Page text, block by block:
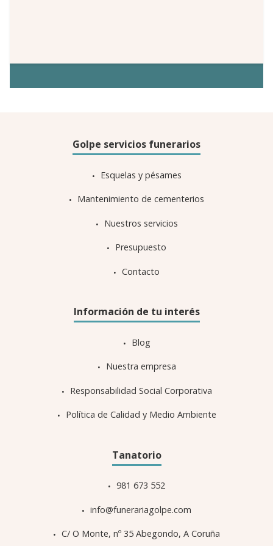
Golpe servicios funerarios
Esquelas y pésames
Mantenimiento de cementerios
Nuestros servicios
Presupuesto
Contacto
Información de tu interés
Blog
Nuestra empresa
Responsabilidad Social Corporativa
Política de Calidad y Medio Ambiente
Tanatorio
981 673 552
info@funerariagolpe.com
C/ O Monte, nº 35 Abegondo, A Coruña